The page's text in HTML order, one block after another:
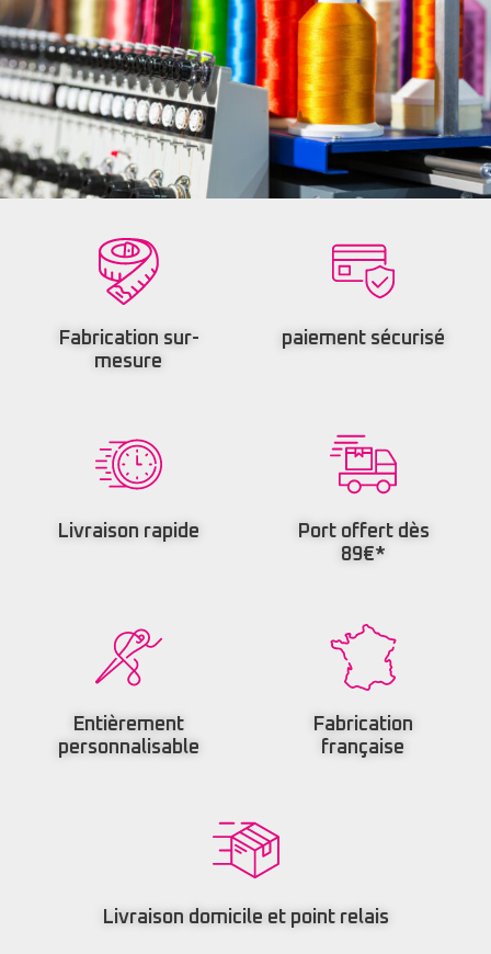
Fabrication sur-
mesure
paiement sécurisé
Livraison rapide
Port offert dès
89€*
Entièrement
personnalisable
Fabrication
française
Livraison domicile et point relais